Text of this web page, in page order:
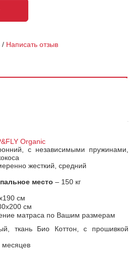
/ Написать отзыв
Organic
с независимыми пружинами,
жесткий, средний
место – 150 кг
см
см
матраса по Вашим размерам
ткань Био Коттон, с прошивкой
месяцев